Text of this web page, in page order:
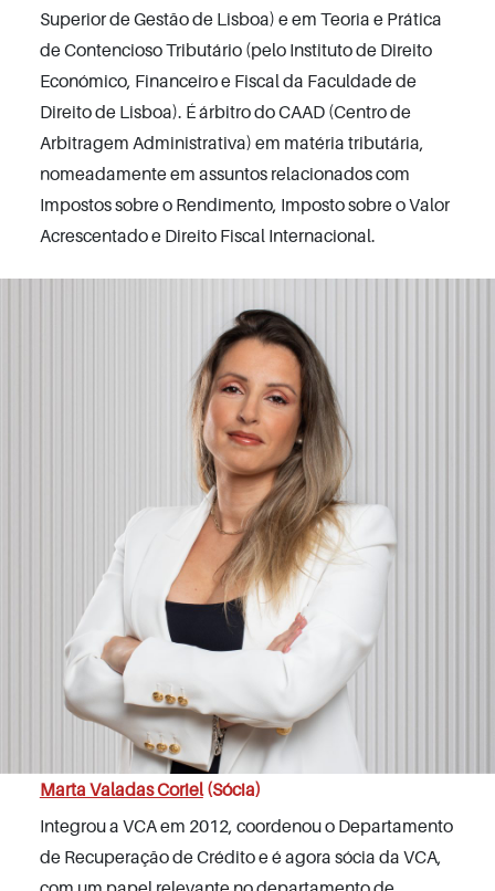
Superior de Gestão de Lisboa) e em Teoria e Prática
de Contencioso Tributário (pelo Instituto de Direito
Económico, Financeiro e Fiscal da Faculdade de
Direito de Lisboa). É árbitro do CAAD (Centro de
Arbitragem Administrativa) em matéria tributária,
nomeadamente em assuntos relacionados com
Impostos sobre o Rendimento, Imposto sobre o Valor
Acrescentado e Direito Fiscal Internacional.
Marta Valadas Coriel(Sócia)
Integrou a VCA em 2012, coordenou o Departamento
de Recuperação de Crédito e é agora sócia da VCA,